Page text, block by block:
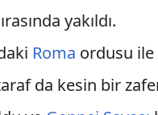
yakıldı.
Roma ordusu ile
da kesin bir